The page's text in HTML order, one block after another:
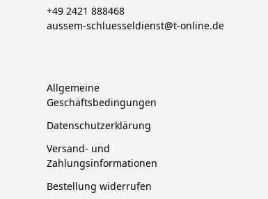
+49 2421 888468
aussem-schluesseldienst@t-online.de
Allgemeine
Geschäftsbedingungen
Datenschutzerklärung
Versand- und
Zahlungsinformationen
Bestellung widerrufen